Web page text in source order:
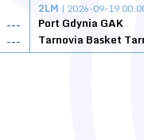
---
---
2LM | 2026-09-19
Port Gdynia GAK